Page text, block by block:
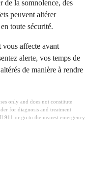
de la somnolence, des
peuvent altérer
toute sécurité.
vous affecte avant
alerte, vos temps de
de manière à rendre
only and does not constitute
for diagnosis and treatment
911 or go to the nearest emergency